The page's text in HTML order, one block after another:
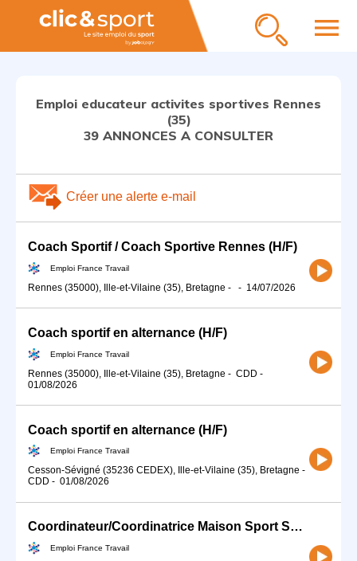
menu
Emploi educateur activites sportives Rennes
(35)
39 ANNONCES A CONSULTER
Créer une alerte e-mail
Coach Sportif / Coach Sportive Rennes (H/F)
Emploi France Travail
Rennes (35000), Ille-et-Vilaine (35), Bretagne - - 14/07/2026
Coach sportif en alternance (H/F)
Emploi France Travail
Rennes (35000), Ille-et-Vilaine (35), Bretagne - CDD -
01/08/2026
Coach sportif en alternance (H/F)
Emploi France Travail
Cesson-Sévigné (35236 CEDEX), Ille-et-Vilaine (35), Bretagne -
CDD - 01/08/2026
Coordinateur/Coordinatrice Maison Sport Santé (H/F)
Emploi France Travail